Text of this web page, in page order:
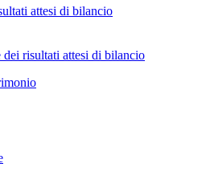
attesi di bilancio
risultati attesi di bilancio